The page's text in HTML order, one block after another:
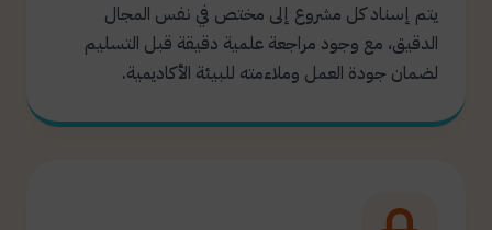
يتم إسناد كل مشروع إلى مختص في نفس المجال
الدقيق، مع وجود مراجعة علمية دقيقة قبل التسليم
لضمان جودة العمل وملاءمته للبيئة الأكاديمية.